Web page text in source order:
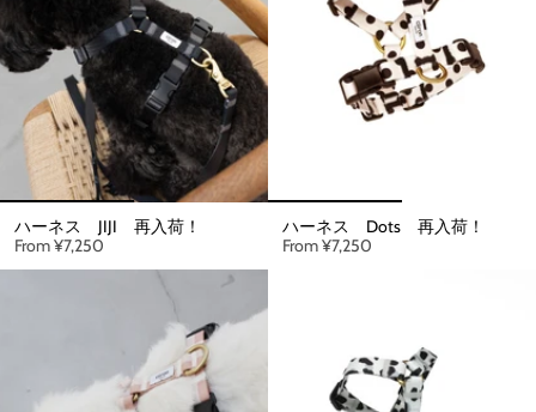
ハーネス JIJI 再入荷！
From¥7,250
ハーネス Dots 再入荷！
From¥7,250